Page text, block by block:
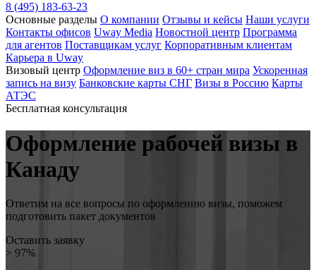
8 (495) 183-63-23
Основные разделы О компании Отзывы и кейсы Наши услуги
Контакты офисов Uway Media Новостной центр Программа
для агентов Поставщикам услуг Корпоративным клиентам
Карьера в Uway
Визовый центр Оформление виз в 60+ стран мира Ускоренная
запись на визу Банковские карты СНГ Визы в Россию Карты
АТЭС
Бесплатная консультация
Оформление рабочей визы в
Канаду
Ответим на все вопросы по оформлению визы, поможем
подготовить пакет документов
Оставить заявку
> 97%